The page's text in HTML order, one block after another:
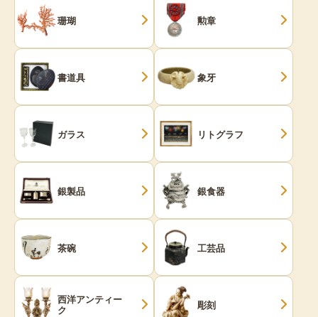
珊瑚 勲章
書道具 象牙
ガラス リトグラフ
銀製品 銀食器
茶碗 工芸品
西洋アンティー
ク 彫刻